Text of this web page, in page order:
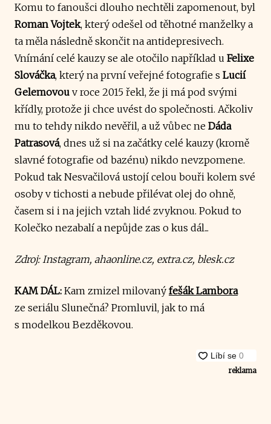
Komu to fanoušci dlouho nechtěli zapomenout, byl
Roman Vojtek, který odešel od těhotné manželky a
ta měla následně skončit na antidepresivech.
Vnímání celé kauzy se ale otočilo například u Felixe
Slováčka, který na první veřejné fotografie s Lucií
Gelemovou v roce 2015 řekl, že ji má pod svými
křídly, protože ji chce uvést do společnosti. Ačkoliv
mu to tehdy nikdo nevěřil, a už vůbec ne Dáda
Patrasová, dnes už si na začátky celé kauzy (kromě
slavné fotografie od bazénu) nikdo nevzpomene.
Pokud tak Nesvačilová ustojí celou bouři kolem své
osoby v tichosti a nebude přilévat olej do ohně,
časem si i na jejich vztah lidé zvyknou. Pokud to
Kolečko nezabalí a nepůjde zas o kus dál...
Zdroj: Instagram, ahaonline.cz, extra.cz, blesk.cz
KAM DÁL: Kam zmizel milovaný fešák Lambora
ze seriálu Slunečná? Promluvil, jak to má
s modelkou Bezděkovou.
reklama